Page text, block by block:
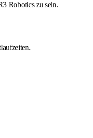
Robotics zu sein.